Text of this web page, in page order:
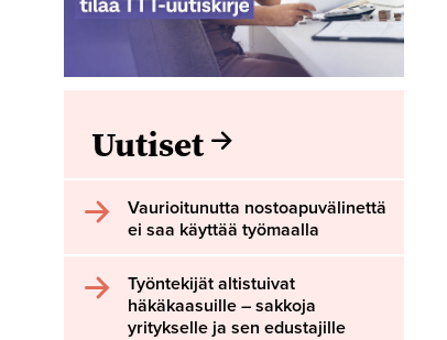
Uutiset
Vaurioitunutta nostoapuvälinettä
ei saa käyttää työmaalla
Työntekijät altistuivat
häkäkaasuille – sakkoja
yritykselle ja sen edustajille